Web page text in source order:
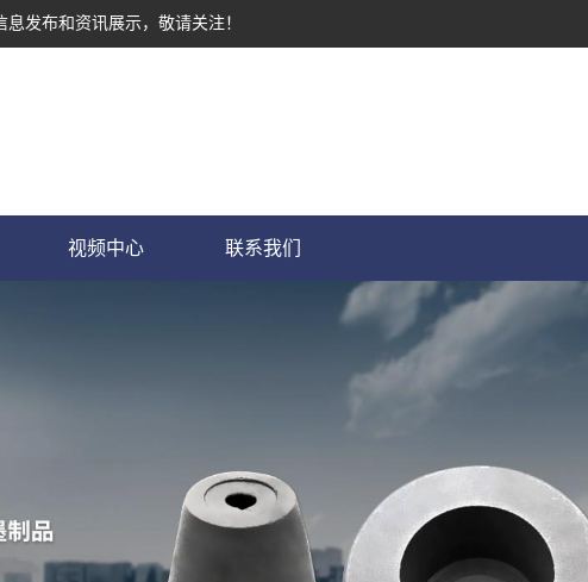
发布和资讯展示，敬请关注！
视频中心 联系我们